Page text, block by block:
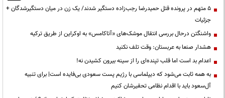
۵ متهم در پرونده قتل حمیدرضا رجب‌زاده دستگیر شدند/ یک زن در میان دستگیرشدگان +
جزئیات
واشنگتن درحال بررسی انتقال موشک‌های «آتاکامس» به اوکراین از طریق ترکیه
هشدار صنعا به عربستان: وقت تلف نکنید
اعدام بد است اما قلب تپنده‌ای را از سینه بیرون کشیدن نه!
به همه ثابت می‌شود که دیپلماسی با رژیم پست سعودی بی‌فایده است| برای تنبیه
آل‌سعود باید با اقدام نظامی تحقیرشان کنیم